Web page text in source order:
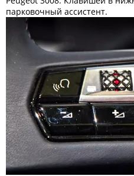
парковочный ассистент.